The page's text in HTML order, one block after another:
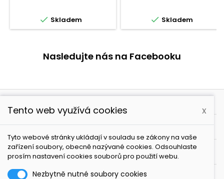
 Skladem  Skladem
Nasledujte nás na Facebooku
NAŠE SPOLEČNOST 
VÁŠ ÚČET
Tento web využívá cookies x
Tyto webové stránky ukládají v souladu se zákony na vaše
zařízení soubory, obecně nazývané cookies. Odsouhlaste
prosím nastavení cookies souborů pro použití webu.
Nezbytně nutné soubory cookies